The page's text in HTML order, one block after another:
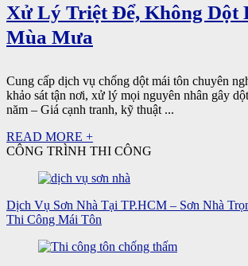
Xử Lý Triệt Để, Không Dột
Mùa Mưa
Cung cấp dịch vụ chống dột mái tôn chuyên
khảo sát tận nơi, xử lý mọi nguyên nhân gây
năm – Giá cạnh tranh, kỹ thuật ...
READ MORE +
CÔNG TRÌNH THI CÔNG
Dịch Vụ Sơn Nhà Tại TP.HCM – Sơn Nhà
Thi Công Mái Tôn